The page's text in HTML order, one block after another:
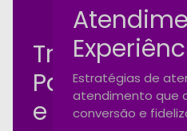
Tráfego
Pago
e
Estratégias de
atendimento que
conversão e